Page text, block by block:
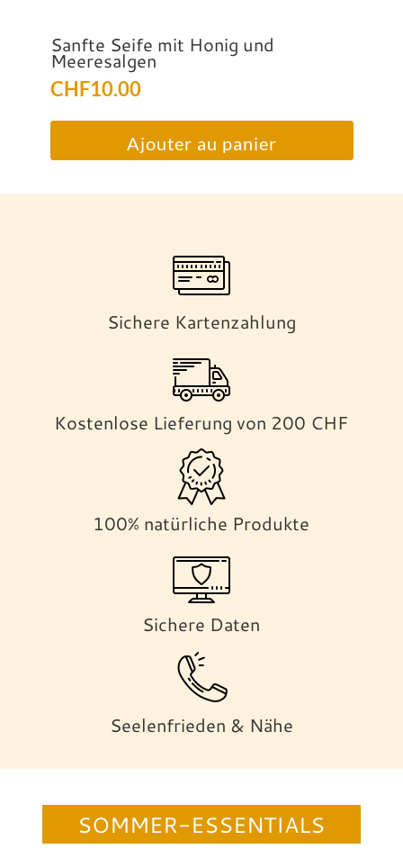
Sanfte Seife mit Honig und
Meeresalgen
CHF10.00
Ajouter au panier
Sichere Kartenzahlung
Kostenlose Lieferung von 200 CHF
100% natürliche Produkte
Sichere Daten
Seelenfrieden & Nähe
SOMMER-ESSENTIALS